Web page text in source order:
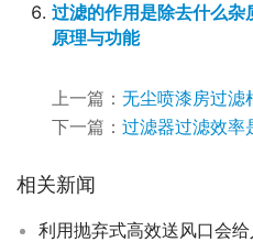
过滤的作用是除去什么
原理与功能
上一篇： 无尘喷漆房过滤
下一篇： 过滤器过滤效率
相关新闻
利用抛弃式高效送风口会